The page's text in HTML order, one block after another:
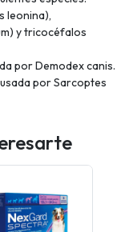
leonina),
y tricocéfalos
por Demodex canis.
por Sarcoptes